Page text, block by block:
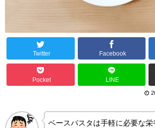
Twitter Facebook
Pocket LINE
ベースパスタは手軽に必要な栄